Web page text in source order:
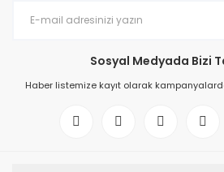
Sosyal Medyada Bizi
Haber listemize kayıt olarak